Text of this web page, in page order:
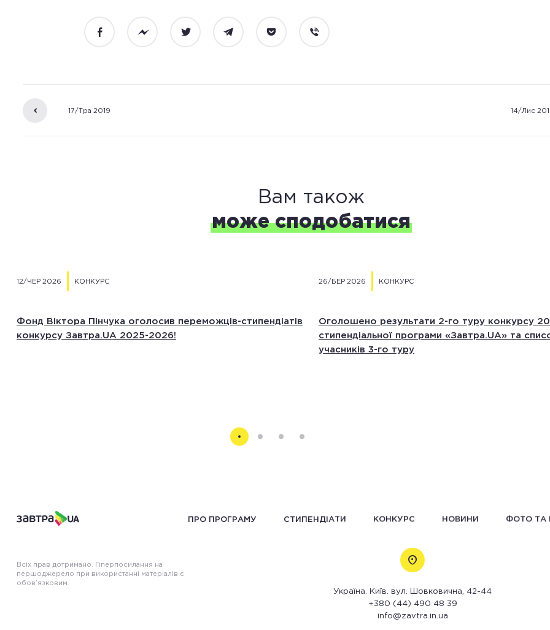
FacebookMessengerTwitter Telegram Pocket Viber
Визначено 100 переможців конкурсу-2018/19 програми
17/Тра 2019
19 листопада програма «Завтра.UA» проведе14/Лис
Вам також
може сподобатися
Фонд Віктора Пінчука оголосив переможців-стипендіатів
конкурсу Завтра.UA 2025-2026!
12/ЧЕР 2026 КОНКУРС
Оголошено результати 2-го туру конкурсу
стипендіальної програми «Завтра.UA» та
учасників 3-го туру
26/БЕР 2026 КОНКУРС
ПРО ПРОГРАМУ СТИПЕНДІАТИ КОНКУРС НОВИНИ ФОТО ТА
Всіх прав дотримано. Гіперпосилання на
першоджерело при використанні матеріалів є
обов’язковим.
Україна. Київ. вул. Шовковична, 42-44
+380 (44) 490 48 39
info@zavtra.in.ua